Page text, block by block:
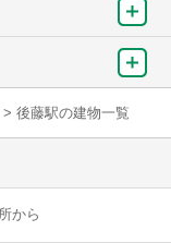
> 後藤駅の建物一覧
から